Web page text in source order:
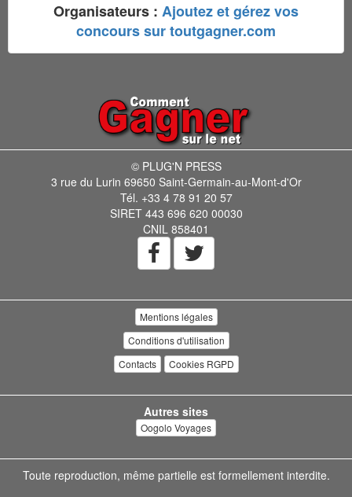
Organisateurs : Ajoutez et gérez vos
concours sur toutgagner.com
© PLUG'N PRESS
3 rue du Lurin 69650 Saint-Germain-au-Mont-d'Or
Tél. +33 4 78 91 20 57
SIRET 443 696 620 00030
CNIL 858401
Mentions légales
Conditions d'utilisation
Contacts
Cookies RGPD
Autres sites
Oogolo Voyages
Toute reproduction, même partielle est formellement interdite.